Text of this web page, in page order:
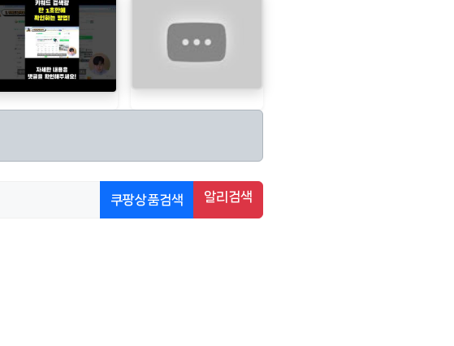
쿠팡상품검색 알리검색